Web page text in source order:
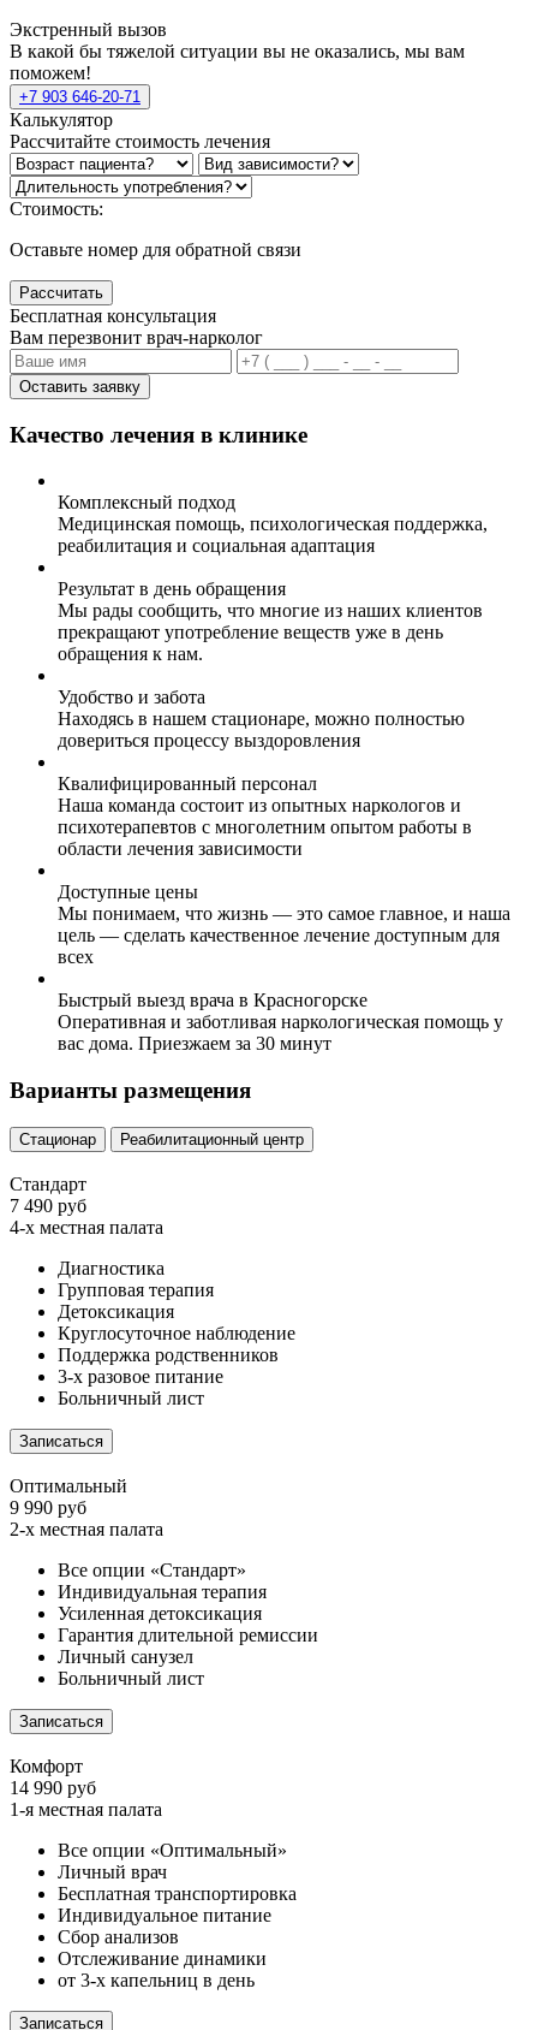
Экстренный вызов
В какой бы тяжелой ситуации вы не оказались, мы вам
поможем!
+7 903 646-20-71
Калькулятор
Рассчитайте стоимость лечения
Стоимость:
Оставьте номер для обратной связи
Рассчитать
Бесплатная консультация
Вам перезвонит врач-нарколог
Оставить заявку
Качество лечения в клинике
Комплексный подход
Медицинская помощь, психологическая поддержка,
реабилитация и социальная адаптация
Результат в день обращения
Мы рады сообщить, что многие из наших клиентов
прекращают употребление веществ уже в день
обращения к нам.
Удобство и забота
Находясь в нашем стационаре, можно полностью
довериться процессу выздоровления
Квалифицированный персонал
Наша команда состоит из опытных наркологов и
психотерапевтов с многолетним опытом работы в
области лечения зависимости
Доступные цены
Мы понимаем, что жизнь — это самое главное, и наша
цель — сделать качественное лечение доступным для
всех
Быстрый выезд врача в Красногорске
Оперативная и заботливая наркологическая помощь у
вас дома. Приезжаем за 30 минут
Варианты размещения
Стационар Реабилитационный центр
Стандарт
7 490 руб
4-х местная палата
Диагностика
Групповая терапия
Детоксикация
Круглосуточное наблюдение
Поддержка родственников
3-х разовое питание
Больничный лист
Записаться
Оптимальный
9 990 руб
2-х местная палата
Все опции «Стандарт»
Индивидуальная терапия
Усиленная детоксикация
Гарантия длительной ремиссии
Личный санузел
Больничный лист
Записаться
Комфорт
14 990 руб
1-я местная палата
Все опции «Оптимальный»
Личный врач
Бесплатная транспортировка
Индивидуальное питание
Сбор анализов
Отслеживание динамики
от 3-х капельниц в день
Записаться